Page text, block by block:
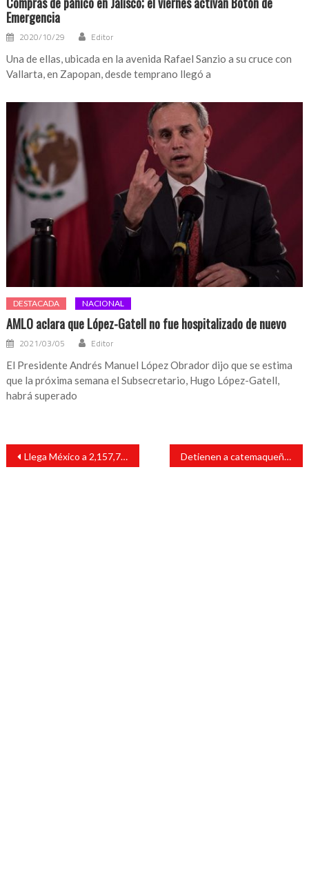
Emergencia
2020/10/29 Editor
Una de ellas, ubicada en la avenida Rafael Sanzio a su cruce con
Vallarta, en Zapopan, desde temprano llegó a
DESTACADA NACIONAL
AMLO aclara que López-Gatell no fue hospitalizado de nuevo
2021/03/05 Editor
El Presidente Andrés Manuel López Obrador dijo que se estima
que la próxima semana el Subsecretario, Hugo López-Gatell,
habrá superado
Navegación
entradas
Llega México a 2,157,771 casos positivos de COVID-19 Detienen a catemaqueño en posesion de posible enervante